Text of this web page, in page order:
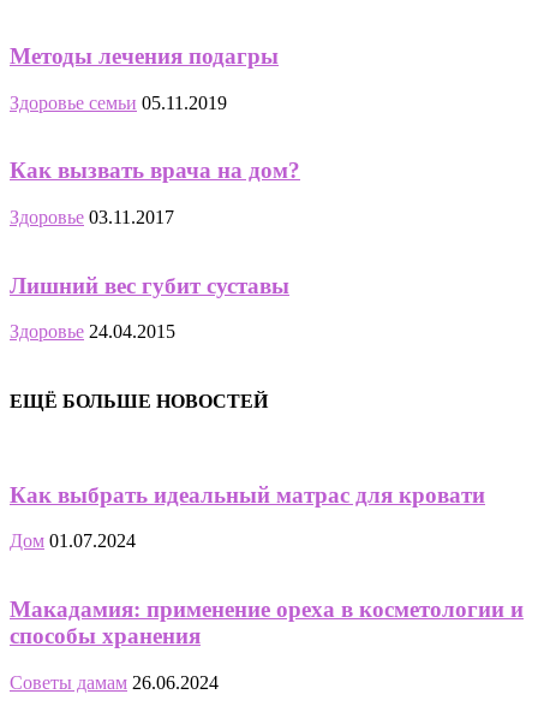
Методы лечения подагры
Здоровье семьи 05.11.2019
Как вызвать врача на дом?
Здоровье 03.11.2017
Лишний вес губит суставы
Здоровье 24.04.2015
ЕЩЁ БОЛЬШЕ НОВОСТЕЙ
Как выбрать идеальный матрас для кровати
Дом 01.07.2024
Макадамия: применение ореха в косметологии и
способы хранения
Советы дамам 26.06.2024